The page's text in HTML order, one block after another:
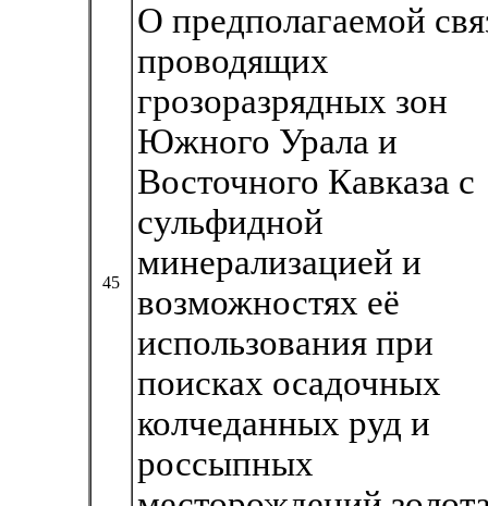
45
О предполагаемой
проводящих
грозоразрядных зон
Южного Урала и
Восточного Кавказа с
сульфидной
минерализацией и
возможностях её
использования при
поисках осадочных
колчеданных руд и
россыпных